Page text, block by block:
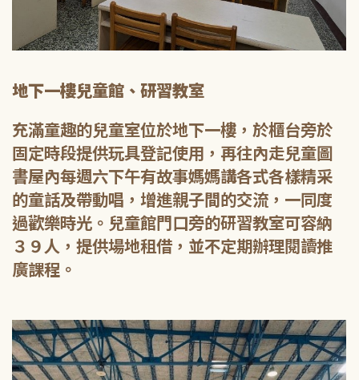
地下一樓兒童館、研習教室
充滿童趣的兒童室位於地下一樓，於櫃台旁於
固定時段提供玩具登記使用，再往內走兒童圖
書屋內每週六下午有故事媽媽講各式各樣精采
的童話及帶動唱，增進親子間的交流，一同度
過歡樂時光。兒童館門口旁的研習教室可容納
３９人，提供場地租借，並不定期辦理閱讀推
廣課程。